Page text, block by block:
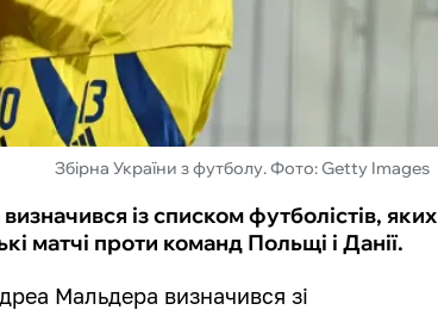
Збірна України з футболу. Фото: Getty Images
із списком футболістів, яких
матчі проти команд Польщі і Данії.
Мальдера визначився зі